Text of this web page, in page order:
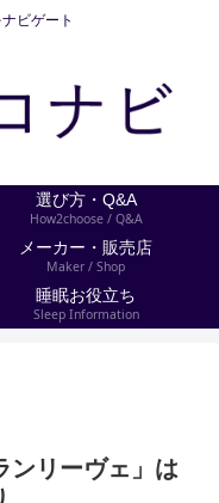
ビゲート
選び方・Q&A
How2choose / Q&A
メーカー・販売店
Maker / Shop
睡眠お役立ち
Sleep Information
ンリーヴェ」は